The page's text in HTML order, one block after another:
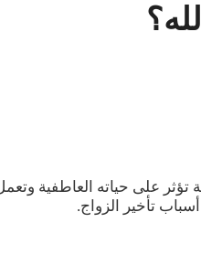
تؤثر على حياته العاطفية
تأخير الزواج.